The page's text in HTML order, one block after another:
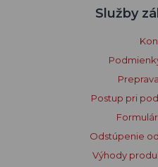
Služby
Postup pri
Odstúpenie
Výhody